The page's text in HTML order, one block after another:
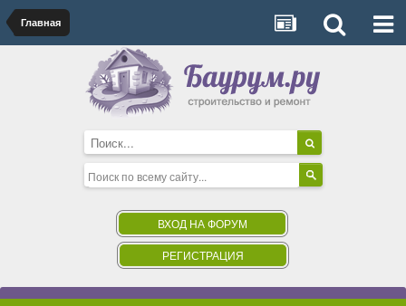
Главная
ВХОД НА ФОРУМ
РЕГИСТРАЦИЯ